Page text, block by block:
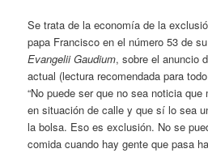
Se trata de la economía de la
papa Francisco en el número 53 de
Evangelii Gaudium, sobre el anuncio
actual (lectura recomendada para
“No puede ser que no sea noticia
en situación de calle y que sí lo sea
la bolsa. Eso es exclusión. No se
comida cuando hay gente que pasa